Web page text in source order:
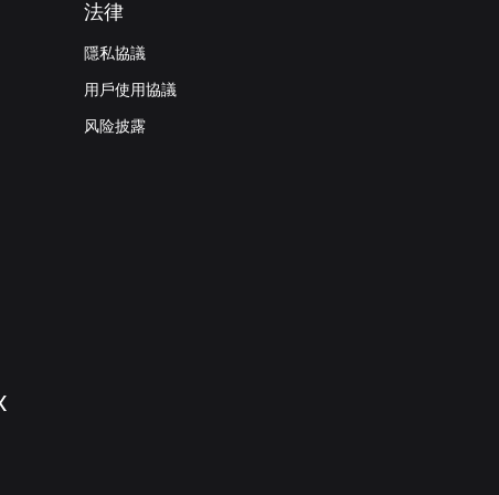
法律
隱私協議
用戶使用協議
风险披露